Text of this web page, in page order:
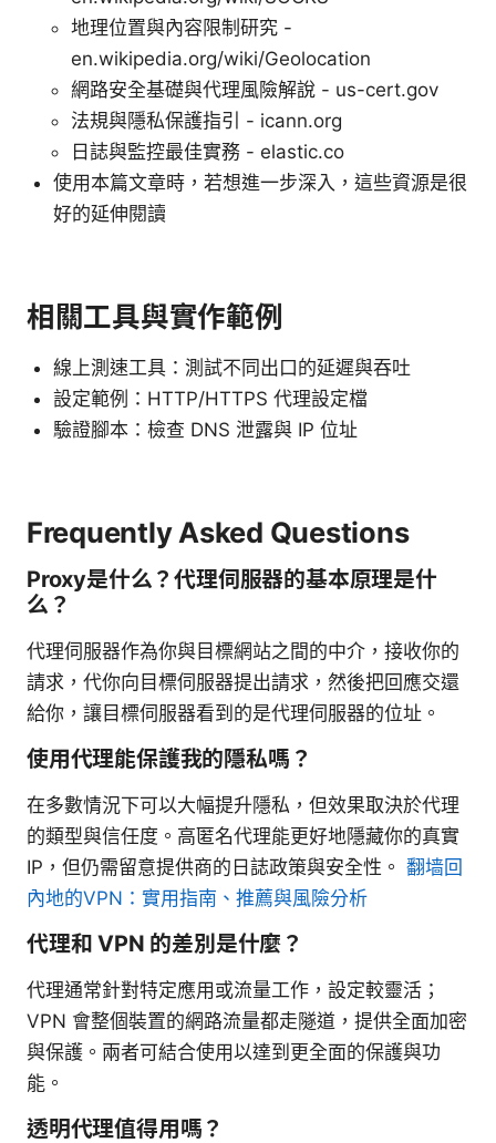
地理位置與內容限制研究 -
en.wikipedia.org/wiki/Geolocation
網路安全基礎與代理風險解說 - us-cert.gov
法規與隱私保護指引 - icann.org
日誌與監控最佳實務 - elastic.co
使用本篇文章時，若想進一步深入，這些資源是很
好的延伸閱讀
相關工具與實作範例
線上測速工具：測試不同出口的延遲與吞吐
設定範例：HTTP/HTTPS 代理設定檔
驗證腳本：檢查 DNS 泄露與 IP 位址
Frequently Asked Questions
Proxy是什么？代理伺服器的基本原理是什
么？
代理伺服器作為你與目標網站之間的中介，接收你的
請求，代你向目標伺服器提出請求，然後把回應交還
給你，讓目標伺服器看到的是代理伺服器的位址。
使用代理能保護我的隱私嗎？
在多數情況下可以大幅提升隱私，但效果取決於代理
的類型與信任度。高匿名代理能更好地隱藏你的真實
IP，但仍需留意提供商的日誌政策與安全性。 翻墙回
內地的VPN：實用指南、推薦與風險分析
代理和 VPN 的差別是什麼？
代理通常針對特定應用或流量工作，設定較靈活；
VPN 會整個裝置的網路流量都走隧道，提供全面加密
與保護。兩者可結合使用以達到更全面的保護與功
能。
透明代理值得用嗎？